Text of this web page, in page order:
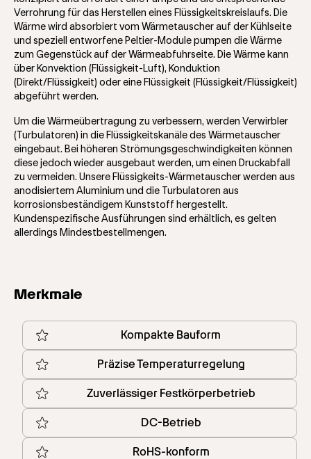
Verrohrung für das Herstellen eines Flüssigkeitskreislaufs. Die
Wärme wird absorbiert vom Wärmetauscher auf der Kühlseite
und speziell entworfene Peltier-Module pumpen die Wärme
zum Gegenstück auf der Wärmeabfuhrseite. Die Wärme kann
über Konvektion (Flüssigkeit-Luft), Konduktion
(Direkt/Flüssigkeit) oder eine Flüssigkeit (Flüssigkeit/Flüssigkeit)
abgeführt werden.
Um die Wärmeübertragung zu verbessern, werden Verwirbler
(Turbulatoren) in die Flüssigkeitskanäle des Wärmetauscher
eingebaut. Bei höheren Strömungsgeschwindigkeiten können
diese jedoch wieder ausgebaut werden, um einen Druckabfall
zu vermeiden. Unsere Flüssigkeits-Wärmetauscher werden aus
anodisiertem Aluminium und die Turbulatoren aus
korrosionsbeständigem Kunststoff hergestellt.
Kundenspezifische Ausführungen sind erhältlich, es gelten
allerdings Mindestbestellmengen.
Merkmale
Kompakte Bauform
Präzise Temperaturregelung
Zuverlässiger Festkörperbetrieb
DC-Betrieb
RoHS-konform